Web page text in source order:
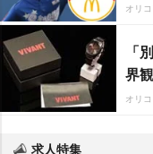
オリ
「
界
オリ
求人特集